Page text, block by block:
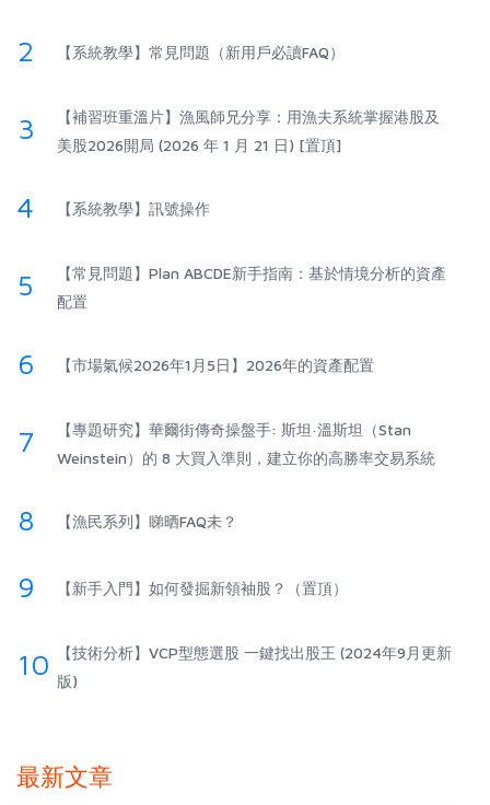
2 【系統教學】常見問題（新用戶必讀FAQ）
3
【補習班重溫片】漁風師兄分享：用漁夫系統掌握港股及
美股2026開局 (2026 年 1 月 21 日) [置頂]
4 【系統教學】訊號操作
5
【常見問題】Plan ABCDE新手指南：基於情境分析的資產
配置
6 【市場氣候2026年1月5日】2026年的資產配置
7
【專題研究】華爾街傳奇操盤手: 斯坦·溫斯坦（Stan
Weinstein）的 8 大買入準則，建立你的高勝率交易系統
8 【漁民系列】睇晒FAQ未？
9 【新手入門】如何發掘新領袖股？（置頂）
10
【技術分析】VCP型態選股 一鍵找出股王 (2024年9月更新
版)
最新文章